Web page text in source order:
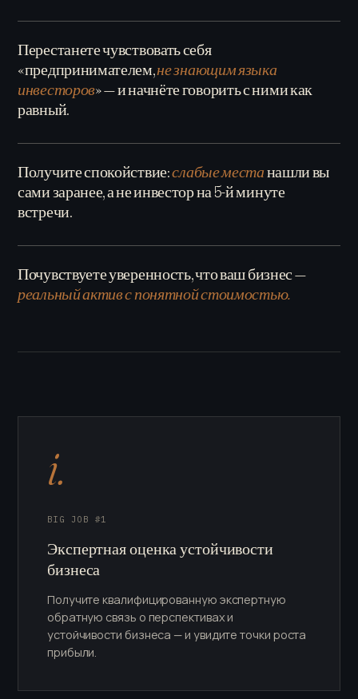
Перестанете чувствовать себя
«предпринимателем,не знающим языка
инвесторов» — и начнёте говорить с ними как
равный.
Получите спокойствие:слабые местанашли вы
сами заранее, а не инвестор на 5-й минуте
встречи.
Почувствуете уверенность, что ваш бизнес —
реальный актив с понятной стоимостью.
i.
BIG JOB #1
Экспертная оценка устойчивости
бизнеса
Получите квалифицированную экспертную
обратную связь о перспективах и
устойчивости бизнеса — и увидите точки роста
прибыли.